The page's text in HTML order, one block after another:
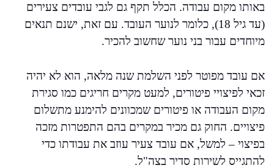
באותו מקום עבודה. הכלל תקף גם לגבי עובדים צעירים
(עד גיל 18), כלומר לנוער העובד. עם זאת, ישנם תנאים
מיוחדים עבור בני נוער שחשוב להכיר.
אם עובד מפוטר לפני השלמת שנה מלאה, הוא לא יהיה
זכאי לפיצויי פיטורים, למעט מקרים חריגים כמו סגירת
מקום העבודה או פיטורים שמכוונים להימנע מתשלום
פיצויים. החוק גם מכיר במקרים בהם התפטרות מזכה
בפיצוי – למשל, אם עובד צעיר עוזב את עבודתו כדי
להתגייס לשירות סדיר בצה"ל.